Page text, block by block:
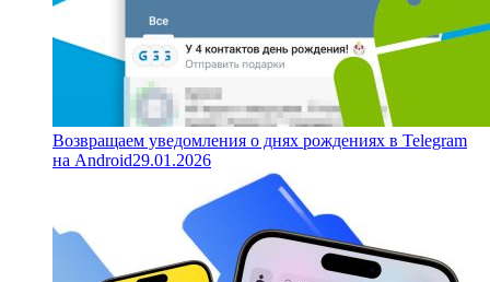
Возвращаем уведомления о днях рождениях в Telegram
на Android29.01.2026